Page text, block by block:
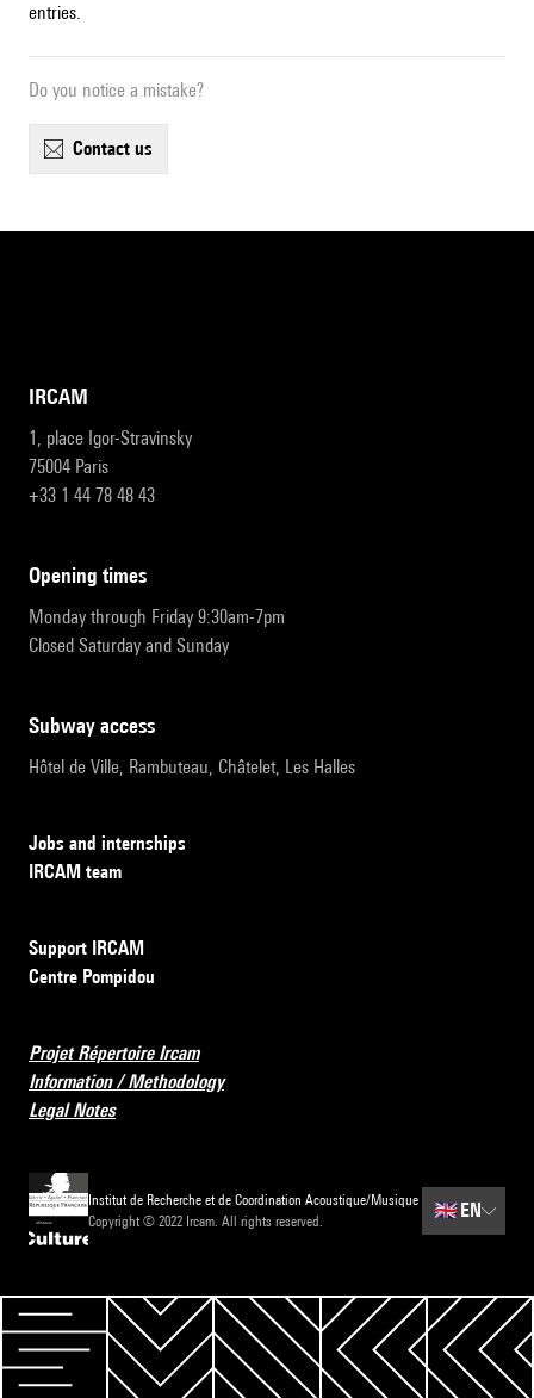
entries.
Do you notice a mistake?
contact us
IRCAM
1, place Igor-Stravinsky
75004 Paris
+33 1 44 78 48 43
opening times
Monday through Friday 9:30am-7pm
Closed Saturday and Sunday
subway access
Hôtel de Ville, Rambuteau, Châtelet, Les Halles
Jobs and internships
IRCAM team
Support IRCAM
Centre Pompidou
Projet Répertoire Ircam
Information / Methodology
Legal Notes
Institut de Recherche et de Coordination Acoustique/Musique
Copyright © 2022 Ircam. All rights reserved.
🇬🇧 EN